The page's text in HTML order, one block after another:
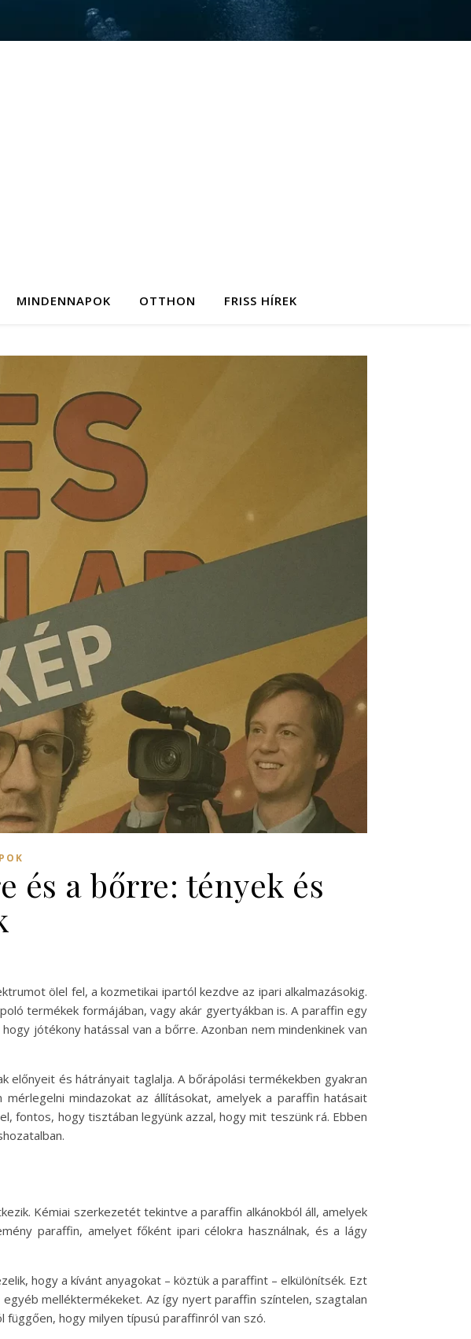
MINDENNAPOK OTTHON FRISS HÍREK
és a bőrre: tények és
ölel fel, a kozmetikai ipartól kezdve az ipari alkalmazásokig.
termékek formájában, vagy akár gyertyákban is. A paraffin egy
jótékony hatással van a bőrre. Azonban nem mindenkinek van
előnyeit és hátrányait taglalja. A bőrápolási termékekben gyakran
mindazokat az állításokat, amelyek a paraffin hatásait
fontos, hogy tisztában legyünk azzal, hogy mit teszünk rá. Ebben
Kémiai szerkezetét tekintve a paraffin alkánokból áll, amelyek
paraffin, amelyet főként ipari célokra használnak, és a lágy
hogy a kívánt anyagokat – köztük a paraffint – elkülönítsék. Ezt
melléktermékeket. Az így nyert paraffin színtelen, szagtalan
hogy milyen típusú paraffinról van szó.